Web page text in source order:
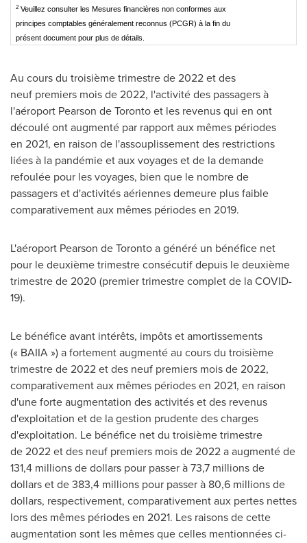
2Veuillez consulter les Mesures financières non conformes aux
principes comptables généralement reconnus (PCGR) à la fin du
présent document pour plus de détails.
Au cours du troisième trimestre de 2022 et des
neuf premiers mois de 2022, l'activité des passagers à
l'aéroport Pearson deTorontoet les revenus qui en ont
découlé ont augmenté par rapport aux mêmes périodes
en 2021, en raison de l'assouplissement des restrictions
liées à la pandémie et aux voyages et de la demande
refoulée pour les voyages, bien que le nombre de
passagers et d'activités aériennes demeure plus faible
comparativement aux mêmes périodes en 2019.
L'aéroport Pearson deTorontoa généré un bénéfice net
pour le deuxième trimestre consécutif depuis le deuxième
trimestre de 2020 (premier trimestre complet de la COVID-
19).
Le bénéfice avant intérêts, impôts et amortissements
(« BAIIA ») a fortement augmenté au cours du troisième
trimestre de 2022 et des neuf premiers mois de 2022,
comparativement aux mêmes périodes en 2021, en raison
d'une forte augmentation des activités et des revenus
d'exploitation et de la gestion prudente des charges
d'exploitation. Le bénéfice net du troisième trimestre
de 2022 et des neuf premiers mois de 2022 a augmenté de
131,4 millions de dollars pour passer à 73,7 millions de
dollars et de 383,4 millions pour passer à 80,6 millions de
dollars, respectivement, comparativement aux pertes nettes
lors des mêmes périodes en 2021. Les raisons de cette
augmentation sont les mêmes que celles mentionnées ci-